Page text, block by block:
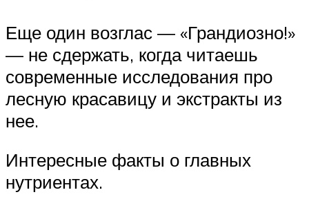
Еще один возглас — «Грандиозно!»
— не сдержать, когда читаешь
современные исследования про
лесную красавицу и экстракты из
нее.
Интересные факты о главных
нутриентах.